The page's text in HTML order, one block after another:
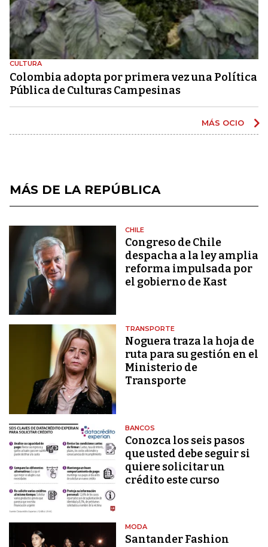
CULTURA
Colombia adopta por primera vez una Política
Pública de Culturas Campesinas
MÁS OCIO
MÁS DE LA REPÚBLICA
CHILE
Congreso de Chile
despacha a la ley amplia
reforma impulsada por
el gobierno de Kast
TRANSPORTE
Noguera traza la hoja de
ruta para su gestión en el
Ministerio de
Transporte
BANCOS
Conozca los seis pasos
que usted debe seguir si
quiere solicitar un
crédito este curso
MODA
Santander Fashion